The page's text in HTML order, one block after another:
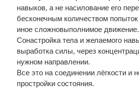
навыков, а не насилование его
бесконечным количеством
иное сложновыполнимое движение.
Сонастройка тела и желаемого
выработка силы, через
нужном направлении.
Все это на соединении лёгкости и
простройки состояния.